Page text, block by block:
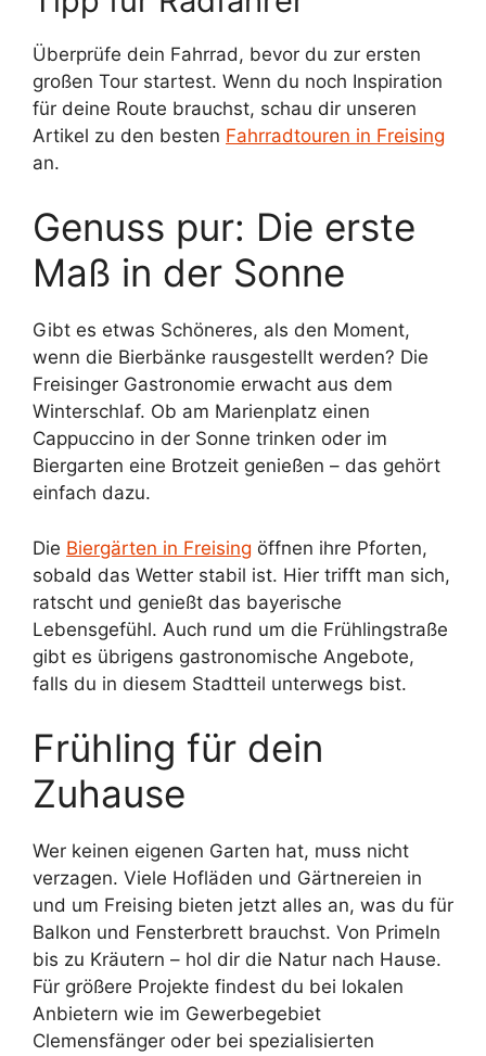
Überprüfe dein Fahrrad, bevor du zur ersten
großen Tour startest. Wenn du noch Inspiration
für deine Route brauchst, schau dir unseren
Artikel zu den besten Fahrradtouren in Freising
an.
Genuss pur: Die erste
Maß in der Sonne
Gibt es etwas Schöneres, als den Moment,
wenn die Bierbänke rausgestellt werden? Die
Freisinger Gastronomie erwacht aus dem
Winterschlaf. Ob am Marienplatz einen
Cappuccino in der Sonne trinken oder im
Biergarten eine Brotzeit genießen – das gehört
einfach dazu.
Die Biergärten in Freising öffnen ihre Pforten,
sobald das Wetter stabil ist. Hier trifft man sich,
ratscht und genießt das bayerische
Lebensgefühl. Auch rund um die Frühlingstraße
gibt es übrigens gastronomische Angebote,
falls du in diesem Stadtteil unterwegs bist.
Frühling für dein
Zuhause
Wer keinen eigenen Garten hat, muss nicht
verzagen. Viele Hofläden und Gärtnereien in
und um Freising bieten jetzt alles an, was du für
Balkon und Fensterbrett brauchst. Von Primeln
bis zu Kräutern – hol dir die Natur nach Hause.
Für größere Projekte findest du bei lokalen
Anbietern wie im Gewerbegebiet
Clemensfänger oder bei spezialisierten